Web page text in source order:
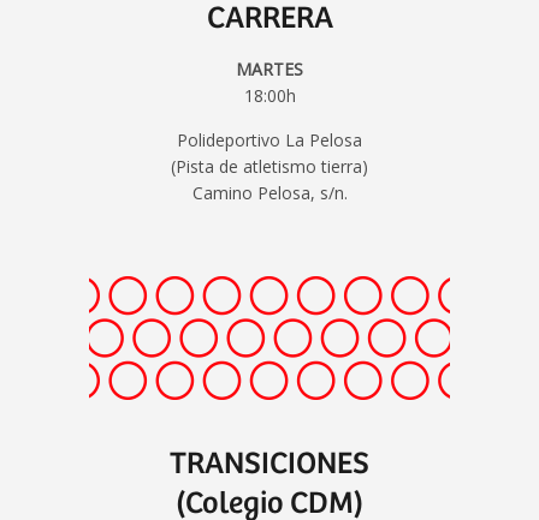
CARRERA
MARTES
18:00h
Polideportivo La Pelosa
(Pista de atletismo tierra)
Camino Pelosa, s/n.
TRANSICIONES
(Colegio CDM)